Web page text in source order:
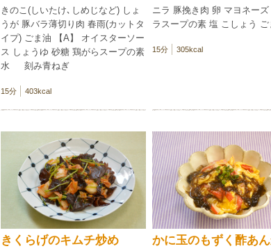
きのこ(しいたけ､しめじなど) しょ
うが 豚バラ薄切り肉 春雨(カットタ
イプ) ごま油 【A】 オイスターソー
ス しょうゆ 砂糖 鶏がらスープの素
水 刻み青ねぎ
15分 403kcal
ニラ 豚挽き肉 卵 マヨネー
ラスープの素 塩 こしょう ご
15分 305kcal
きくらげのキムチ炒め かに玉のもずく酢あ